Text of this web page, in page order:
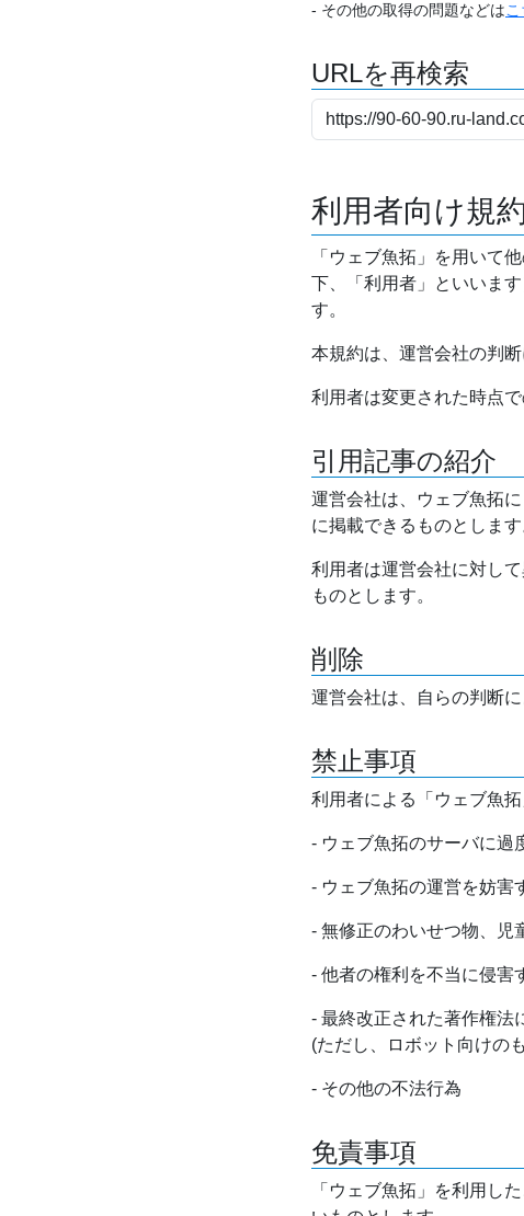
- その他の取得の問題などは
URLを再検索
利用者向け規約
「ウェブ魚拓」を用いて
下、「利用者」といいま
す。
本規約は、運営会社の判
利用者は変更された時点
引用記事の紹介
運営会社は、ウェブ魚拓
に掲載できるものとします
利用者は運営会社に対し
ものとします。
削除
運営会社は、自らの判断
禁止事項
利用者による「ウェブ魚
- ウェブ魚拓のサーバに過
- ウェブ魚拓の運営を妨害
- 無修正のわいせつ物、児
- 他者の権利を不当に侵害
- 最終改正された著作権法
(ただし、ロボット向けの
- その他の不法行為
免責事項
「ウェブ魚拓」を利用し